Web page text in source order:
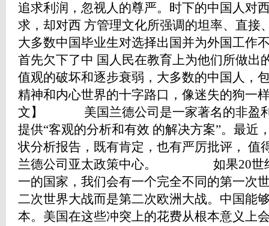
追求利润，忽视人的尊严。时下的中国人对
求，却对西 方管理文化所强调的坦率、直接
大多数中国毕业生对选择出国并为外国工作
首先欠下了中 国人民在教育上为他们所做出
值观的破坏和逐步衰弱，大多数的中国人，
精神和内心世界的十字路口，像迷失的狗
文】 美国兰德公司是一家著名的非盈利
提供“客观的分析和有效 的解决方案”。最近
状分析报告，既有肯定，也有严厉批评， 值
兰德公司亚太政策中心。 如果20世纪
一的国家，我们会有一个完全不同的第一次
二次世界大战而是第二次欧洲大战。中国能
本。美国在这些冲突上的花费从根本意义上